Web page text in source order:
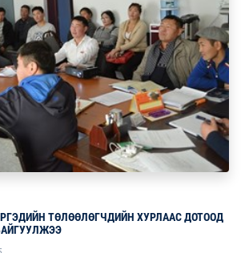
ТӨЛӨӨЛӨГЧДИЙН ХУРЛААС ДОТООД